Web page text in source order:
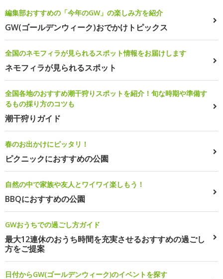
編集部おすすめの「今年のGW」の楽しみ方を紹介
GW(ゴールデンウィーク)おでかけトピックス
全国のネモフィラが見られるスポット情報をお届けします
ネモフィラが見られるスポット
全国各地のおすすめ潮干狩りスポットを紹介！旬な時期や準備す
るもの採り方のコツも
潮干狩りガイド
春のお出かけにピッタリ！
ピクニックにおすすめの公園
自然の中で家族や友人とワイワイ楽しもう！
BBQにおすすめの公園
GWおうちでの過ごし方ガイド
最大12連休のおうち時間を充実させるおすすめの過ごし
方をご提案
日付からGW(ゴールデンウィーク)のイベントを探す